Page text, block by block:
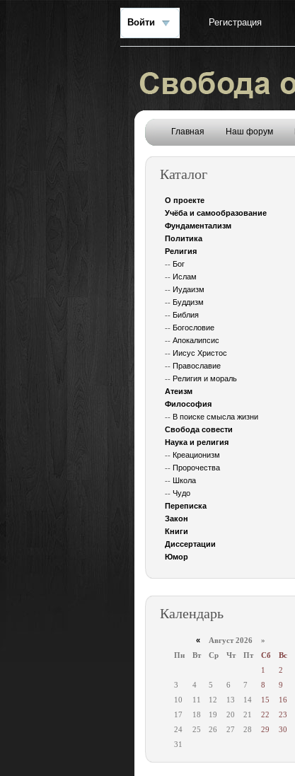
Войти Регистрация
Главная Наш форум
Каталог
О проекте
Учёба и самообразование
Фундаментализм
Политика
Религия
-- Бог
-- Ислам
-- Иудаизм
-- Буддизм
-- Библия
-- Богословие
--Апокалипсис
-- Иисус Христос
--Православие
-- Религия и мораль
Атеизм
Философия
-- В поиске смысла жизни
Свобода совести
Наука и религия
-- Креационизм
--Пророчества
-- Школа
--Чудо
Переписка
Закон
Книги
Диссертации
Юмор
Календарь
«Август 2026 »
Пн
Вт Ср Чт Пт Сб
Вс
1
2
3
4 5 6 7 8
9
10
11 12 13 14 15
16
17
18 19 20 21 22
23
24
25 26 27 28 29
30
31